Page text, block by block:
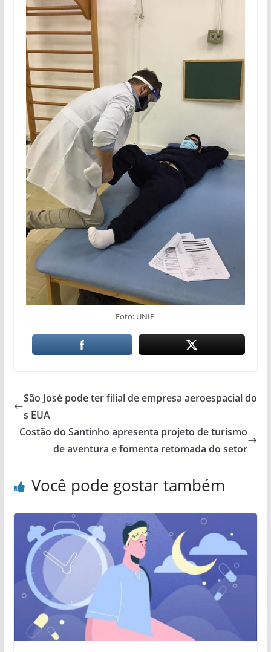
Foto: UNIP
São José pode ter filial de empresa aeroespacial do
s EUA
Costão do Santinho apresenta projeto de turismo
de aventura e fomenta retomada do setor
Você pode gostar também